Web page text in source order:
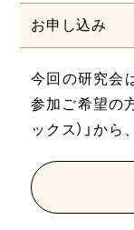
お申し込み
今回の研究会
参加ご希望の
ックス）」か